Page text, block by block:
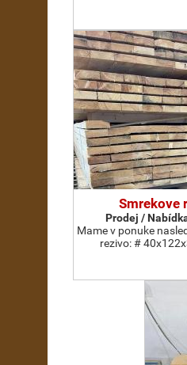
Smrekove
Prodej /
Mame v ponuke
rezivo: #